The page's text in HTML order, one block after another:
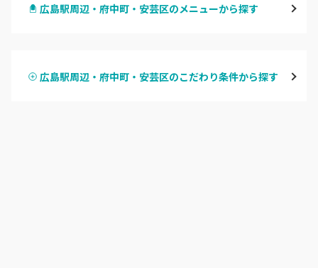
段原・皆実町・宇品
広島駅周辺・府中町・安芸区のメニューから探す
ハンドスカルプ
広島駅周辺・府中町・安芸区のこだわり条件から探す